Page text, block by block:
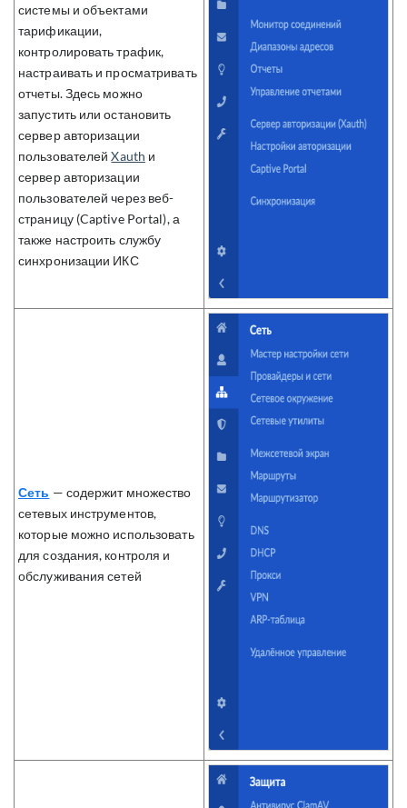
системы и объектами
тарификации,
контролировать трафик,
настраивать и просматривать
отчеты. Здесь можно
запустить или остановить
сервер авторизации
пользователейXauth и
сервер авторизации
пользователей через веб-
страницу (Captive Portal), а
также настроить службу
синхронизации ИКС
Сеть — содержит множество
сетевых инструментов,
которые можно использовать
для создания, контроля и
обслуживания сетей